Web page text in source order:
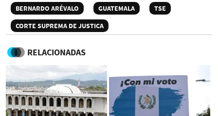
BERNARDO ARÉVALO
GUATEMALA
TSE
CORTE SUPREMA DE JUSTICA
RELACIONADAS